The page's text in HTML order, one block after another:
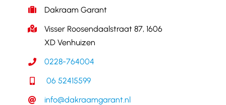
Dakraam Garant
Visser Roosendaalstraat 87, 1606
XD Venhuizen
0228-764004
06 52415599
info@dakraamgarant.nl